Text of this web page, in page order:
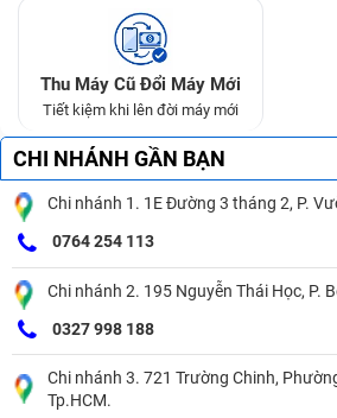
Thu Máy Cũ Đổi Máy Mới
Tiết kiệm khi lên đời máy mới
CHI NHÁNH GẦN BẠN
Chi nhánh 1. 1E Đường 3 tháng 2, P.
0764 254 113
Chi nhánh 2. 195 Nguyễn Thái Học, P.
0327 998 188
Chi nhánh 3. 721 Trường Chinh,
Tp.HCM.